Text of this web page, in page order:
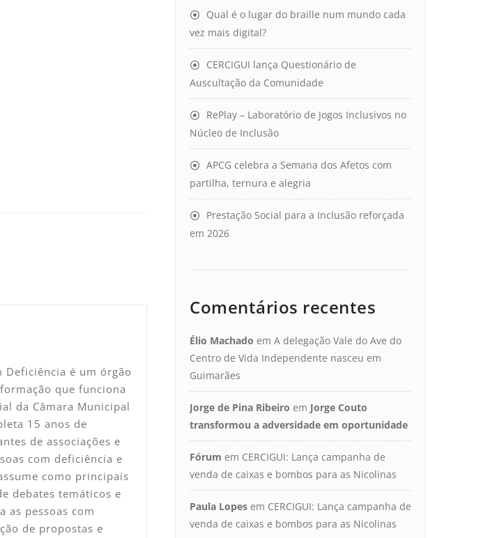
Deficiência é um órgão
que funciona
da Câmara Municipal
15 anos de
de associações e
com deficiência e
como principais
debates temáticos e
as pessoas com
de propostas e
Qual é o lugar do braille num mundo cada
vez mais digital?
CERCIGUI lança Questionário de
Auscultação da Comunidade
RePlay – Laboratório de Jogos Inclusivos no
Núcleo de Inclusão
APCG celebra a Semana dos Afetos com
partilha, ternura e alegria
Prestação Social para a Inclusão reforçada
em 2026
Comentários recentes
Élio Machado em A delegação Vale do Ave do
Centro de Vida Independente nasceu em
Guimarães
Jorge de Pina Ribeiro em Jorge Couto
transformou a adversidade em oportunidade
Fórum em CERCIGUI: Lança campanha de
venda de caixas e bombos para as Nicolinas
Paula Lopes em CERCIGUI: Lança campanha de
venda de caixas e bombos para as Nicolinas